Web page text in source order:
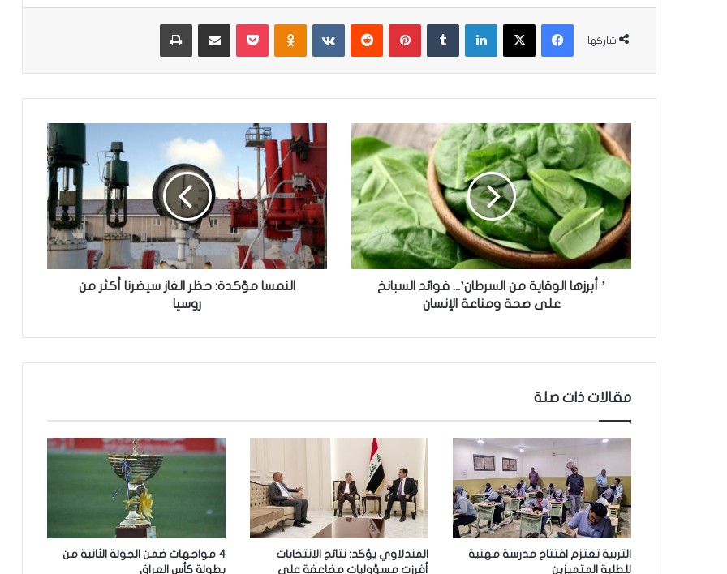
شاركها
فيسبوك ‫X لينكدإن بينتيريست ‏VKontakte
’
ب
ر
ز
ه
ل
ي
ا
ل
س
ن
’
.
.
’ أبرزها الوقاية من السرطان’... فوائد السبانخ
على صحة ومناعة الإنسان
ل
م
س
ا
م
ؤ
ك
ح
غ
ا
ن
ا
النمسا مؤكدة: حظر الغاز سيضرنا أكثر من
روسيا
مقالات ذات صلة
التربية تعتزم افتتاح مدرسة مهنية
للطلبة المتميزين
المندلاوي يؤكد: نتائج الانتخابات
أفرزت مسؤوليات مضاعفة على
4 مواجهات ضمن الجولة الثانية من
بطولة كأس العراق